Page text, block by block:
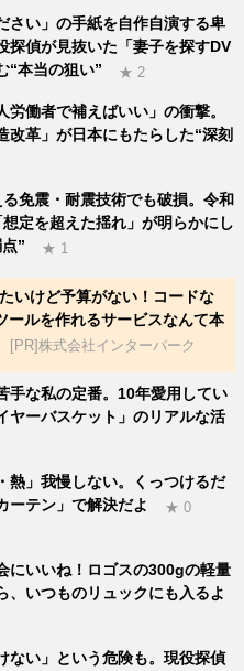
さい」の手紙を自作自演する卑
探偵が見抜いた「妻子を探すDV
“本当の狙い”
★ 2
労働者で補えばいい」の衝撃。
改革」が日本にもたらした“深刻
る免震・耐震技術でも破損。令和
定を超えた揺れ」が明らかにし
”
★ 1
いけど予算がない！コードな
ールを作れるサービスなんて本
[PR]株式会社インターパーク
手な私の定番。10年愛用してい
ヤーバスケット」のリアルな活
熱」我慢しない。くっつけるだ
ーテン」で解決だよ
★ 0
にいいね！ロゴスの300gの軽量
、いつものリュックにも入るよ
ない」という危険も。現役探偵